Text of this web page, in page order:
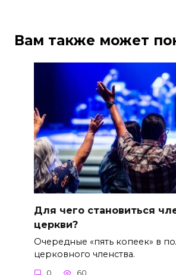
Вам также может
Для чего становиться
церкви?
Очередные «пять копеек» в
церковного членства.
0 60